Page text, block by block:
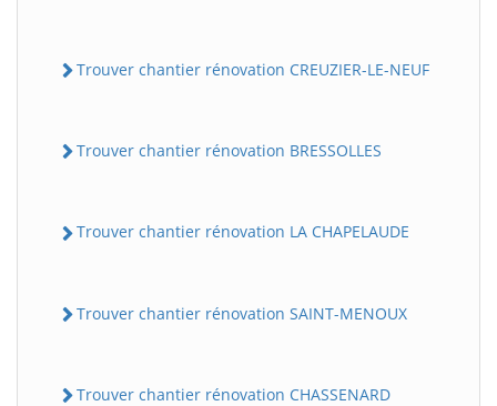
Trouver chantier rénovation CREUZIER-LE-NEUF
Trouver chantier rénovation BRESSOLLES
Trouver chantier rénovation LA CHAPELAUDE
Trouver chantier rénovation SAINT-MENOUX
Trouver chantier rénovation CHASSENARD